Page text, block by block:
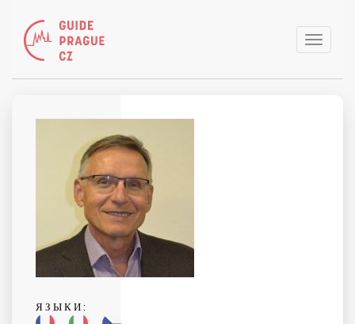
Toggle
ЯЗЫКИ: